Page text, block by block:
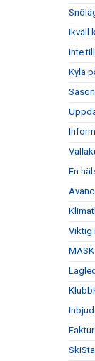
Ikväll
Inte
Kyla
En
Viktig